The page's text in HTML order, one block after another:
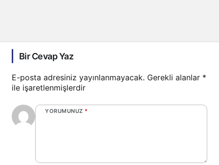
Bir Cevap Yaz
E-posta adresiniz yayınlanmayacak. Gerekli alanlar *
ile işaretlenmişlerdir
YORUMUNUZ *